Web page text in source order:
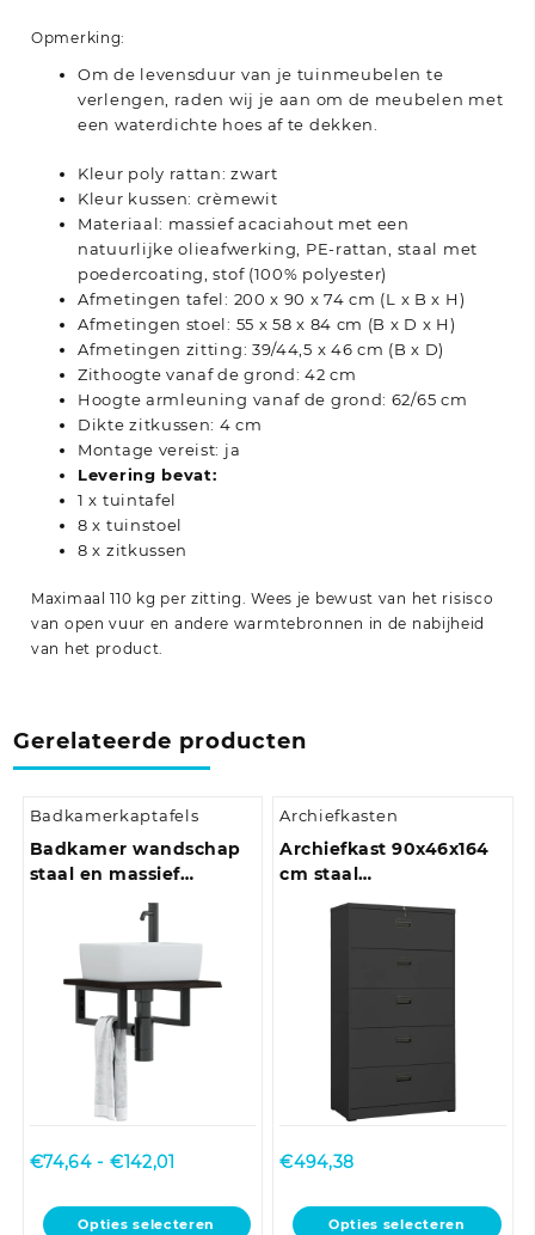
Opmerking:
Om de levensduur van je tuinmeubelen te
verlengen, raden wij je aan om de meubelen met
een waterdichte hoes af te dekken.
Kleur poly rattan: zwart
Kleur kussen: crèmewit
Materiaal: massief acaciahout met een
natuurlijke olieafwerking, PE-rattan, staal met
poedercoating, stof (100% polyester)
Afmetingen tafel: 200 x 90 x 74 cm (L x B x H)
Afmetingen stoel: 55 x 58 x 84 cm (B x D x H)
Afmetingen zitting: 39/44,5 x 46 cm (B x D)
Zithoogte vanaf de grond: 42 cm
Hoogte armleuning vanaf de grond: 62/65 cm
Dikte zitkussen: 4 cm
Montage vereist: ja
Levering bevat:
1 x tuintafel
8 x tuinstoel
8 x zitkussen
Maximaal 110 kg per zitting. Wees je bewust van het risisco
van open vuur en andere warmtebronnen in de nabijheid
van het product.
Gerelateerde producten
Badkamerkaptafels
Badkamer wandschap
staal en massief
€74,64 - €142,01
tot
Opties selecteren
Dit
Archiefkasten
Archiefkast 90x46x164
cm staal
antracietkleurig
€494,38
Opties selecteren
Dit